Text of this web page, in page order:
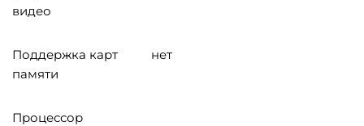
видео
Поддержка карт
памяти
нет
Процессор